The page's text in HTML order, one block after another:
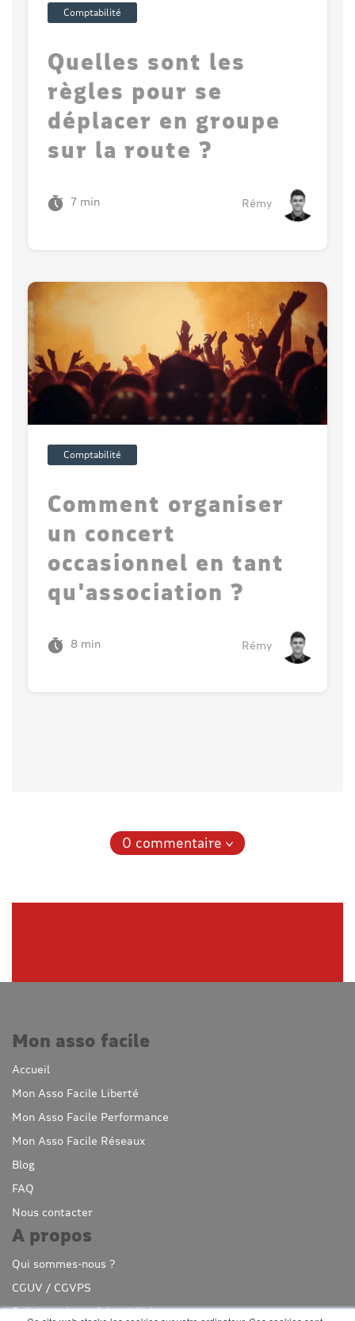
Comptabilité
Quelles sont les
règles pour se
déplacer en groupe
sur la route ?
7 min Rémy
Comptabilité
Comment organiser
un concert
occasionnel en tant
qu'association ?
8 min Rémy
0 commentaire
Mon asso facile
Accueil
Mon Asso Facile Liberté
Mon Asso Facile Performance
Mon Asso Facile Réseaux
Blog
FAQ
Nous contacter
A propos
Qui sommes-nous ?
CGUV / CGVPS
Politique de confidentialité